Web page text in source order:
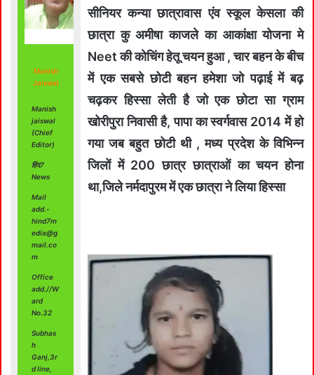
Manish
Jaiswal
Manish
jaiswal
(Chief
Editor)
हिंद7
News
Mail
add.-
hind7m
edia@g
mail.co
m
Office
add.//W
ard
No.32
Subhas
h
Ganj,3r
d line,
सीनियर कन्या छात्रावास एंव स्कूल केसला की
छात्रा कु अमीषा काजले का आकांक्षा योजना मे
Neet की कोचिंग हेतू चयन हुआ , चार बहन के बीच
में एक सबसे छोटी बहन हमेशा जो पढ़ाई में बढ़
चढ़कर हिस्सा लेती है जो एक छोटा सा ग्राम
खोरीपुरा निवासी है, पापा का स्वर्गवास 2014 में हो
गया जब बहुत छोटी थी , मध्य प्रदेश के विभिन्न
जिलों में 200 छात्र छात्राओं का चयन होना
था,जिले नर्मदापुरम में एक छात्रा ने लिया हिस्सा